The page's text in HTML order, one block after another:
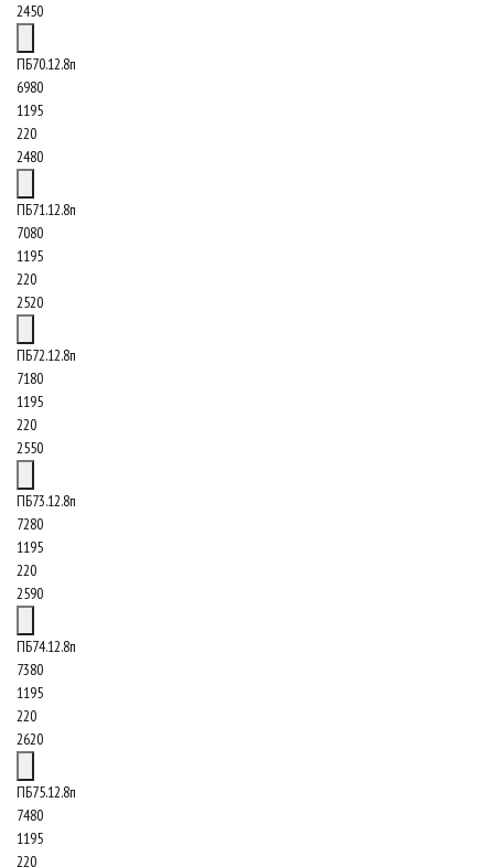
2450
ПБ70.12.8п
6980
1195
220
2480
ПБ71.12.8п
7080
1195
220
2520
ПБ72.12.8п
7180
1195
220
2550
ПБ73.12.8п
7280
1195
220
2590
ПБ74.12.8п
7380
1195
220
2620
ПБ75.12.8п
7480
1195
220